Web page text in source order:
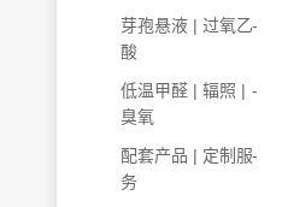
芽孢悬液 | 过氧乙
酸
低温甲醛 | 辐照 |
臭氧
配套产品 | 定制服
务